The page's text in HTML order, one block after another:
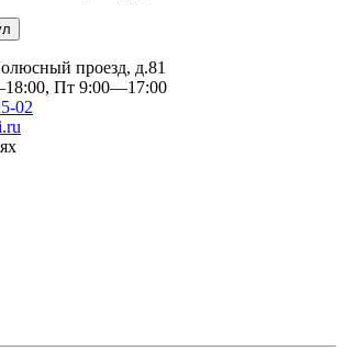
проезд, д.81
Пт 9:00—17:00
02